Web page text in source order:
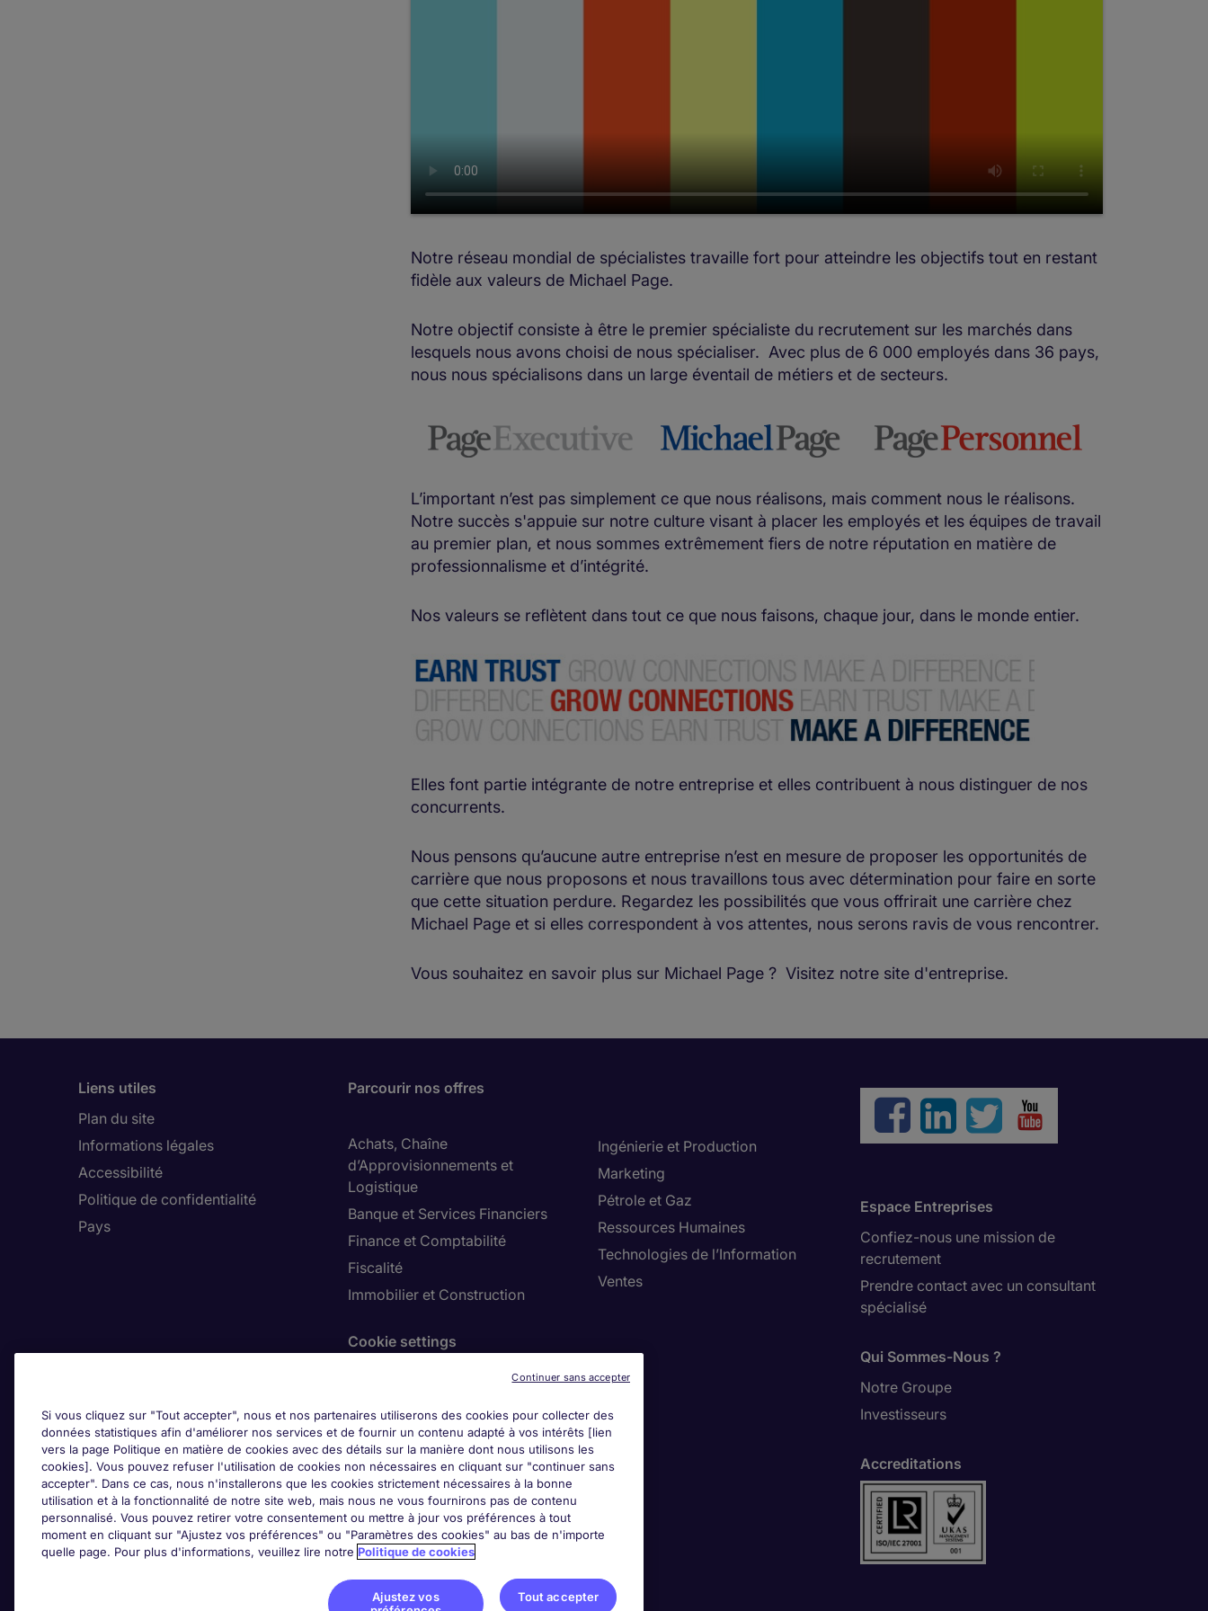
Notre réseau mondial de spécialistes travaille fort pour atteindre les objectifs tout en restant
fidèle aux valeurs de Michael Page.
Notre objectif consiste à être le premier spécialiste du recrutement sur les marchés dans
lesquels nous avons choisi de nous spécialiser. Avec plus de 6 000 employés dans 36 pays,
nous nous spécialisons dans un large éventail de métiers et de secteurs.
L’important n’est pas simplement ce que nous réalisons, mais comment nous le réalisons.
Notre succès s'appuie sur notre culture visant à placer les employés et les équipes de travail
au premier plan, et nous sommes extrêmement fiers de notre réputation en matière de
professionnalisme et d’intégrité.
Nos valeurs se reflètent dans tout ce que nous faisons, chaque jour, dans le monde entier.
Elles font partie intégrante de notre entreprise et elles contribuent à nous distinguer de nos
concurrents.
Nous pensons qu’aucune autre entreprise n’est en mesure de proposer les opportunités de
carrière que nous proposons et nous travaillons tous avec détermination pour faire en sorte
que cette situation perdure. Regardez les possibilités que vous offrirait une carrière chez
Michael Page et si elles correspondent à vos attentes, nous serons ravis de vous rencontrer.
Vous souhaitez en savoir plus sur Michael Page ? Visitez notre site d'entreprise.
Liens utiles
Plan du site
Informations légales
Accessibilité
Politique de confidentialité
Pays
Parcourir nos offres
Achats, Chaîne
d’Approvisionnements et
Logistique
Banque et Services Financiers
Finance et Comptabilité
Fiscalité
Immobilier et Construction
Ingénierie et Production
Marketing
Pétrole et Gaz
Ressources Humaines
Technologies de l’Information
Ventes
Cookie settings
Ajustez vos préférences
Espace Entreprises
Confiez-nous une mission de
recrutement
Prendre contact avec un consultant
spécialisé
Qui Sommes-Nous ?
Notre Groupe
Investisseurs
Accreditations
Si vous cliquez sur "Tout accepter", nous et nos partenaires utiliserons des cookies pour collecter des
données statistiques afin d'améliorer nos services et de fournir un contenu adapté à vos intérêts [lien
vers la page Politique en matière de cookies avec des détails sur la manière dont nous utilisons les
cookies]. Vous pouvez refuser l'utilisation de cookies non nécessaires en cliquant sur "continuer sans
accepter". Dans ce cas, nous n'installerons que les cookies strictement nécessaires à la bonne
utilisation et à la fonctionnalité de notre site web, mais nous ne vous fournirons pas de contenu
personnalisé. Vous pouvez retirer votre consentement ou mettre à jour vos préférences à tout
moment en cliquant sur "Ajustez vos préférences" ou "Paramètres des cookies" au bas de n'importe
quelle page. Pour plus d'informations, veuillez lire notre Politique de cookies
Ajustez vos
Tout accepter
Continuer sans accepter